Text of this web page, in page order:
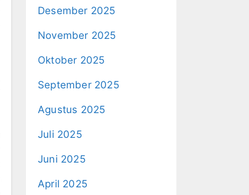
Desember 2025
November 2025
Oktober 2025
September 2025
Agustus 2025
Juli 2025
Juni 2025
April 2025